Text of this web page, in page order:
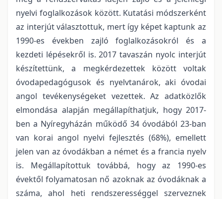
nyelvi foglalkozások között. Kutatási módszerként
az interjút választottuk, mert így képet kaptunk az
1990-es években zajló foglalkozásokról és a
kezdeti lépésekről is. 2017 tavaszán nyolc interjút
készítettünk, a megkérdezettek között voltak
óvodapedagógusok és nyelvtanárok, aki óvodai
angol tevékenységeket vezettek. Az adatközlők
elmondása alapján megállapíthatjuk, hogy 2017-
ben a Nyíregyházán működő 34 óvodából 23-ban
van korai angol nyelvi fejlesztés (68%), emellett
jelen van az óvodákban a német és a francia nyelv
is. Megállapítottuk továbbá, hogy az 1990-es
évektől folyamatosan nő azoknak az óvodáknak a
száma, ahol heti rendszerességgel szerveznek